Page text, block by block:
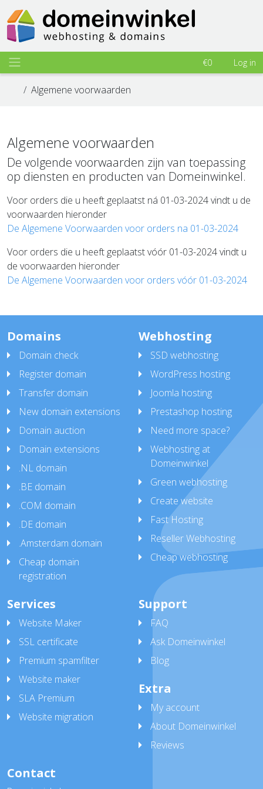
€0 Log in
Algemene voorwaarden
Algemene voorwaarden
De volgende voorwaarden zijn van toepassing
op diensten en producten van Domeinwinkel.
Voor orders die u heeft geplaatst ná 01-03-2024vindt u de
voorwaarden hieronder
De Algemene Voorwaarden voor orders na 01-03-2024
Voor orders die u heeft geplaatst vóór 01-03-2024vindt u
de voorwaarden hieronder
De Algemene Voorwaarden voor orders vóór 01-03-2024
Domains
Domain check
Register domain
Transfer domain
New domain extensions
Domain auction
Domain extensions
.NL domain
.BE domain
.COM domain
.DE domain
.Amsterdam domain
Cheap domain
registration
Webhosting
SSD webhosting
WordPress hosting
Joomla hosting
Prestashop hosting
Need more space?
Webhosting at
Domeinwinkel
Green webhosting
Create website
Fast Hosting
Reseller Webhosting
Cheap webhosting
Services
Website Maker
SSL certificate
Premium spamfilter
Website maker
SLA Premium
Website migration
Support
FAQ
Ask Domeinwinkel
Blog
Extra
My account
About Domeinwinkel
Reviews
Contact